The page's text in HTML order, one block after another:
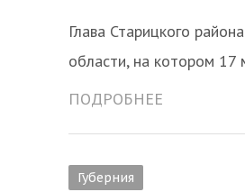
Глава Старицкого
области, на котором 17
ПОДРОБНЕЕ
Губерния